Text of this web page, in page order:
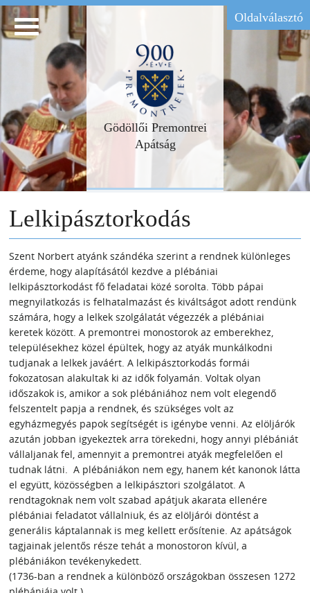
Oldalválasztó
Gödöllői Premontrei
Apátság
Lelkipásztorkodás
Szent Norbert atyánk szándéka szerint a rendnek különleges
érdeme, hogy alapításától kezdve a plébániai
lelkipásztorkodást fő feladatai közé sorolta. Több pápai
megnyilatkozás is felhatalmazást és kiváltságot adott rendünk
számára, hogy a lelkek szolgálatát végezzék a plébániai
keretek között. A premontrei monostorok az emberekhez,
településekhez közel épültek, hogy az atyák munkálkodni
tudjanak a lelkek javáért. A lelkipásztorkodás formái
fokozatosan alakultak ki az idők folyamán. Voltak olyan
időszakok is, amikor a sok plébániához nem volt elegendő
felszentelt papja a rendnek, és szükséges volt az
egyházmegyés papok segítségét is igénybe venni. Az elöljárók
azután jobban igyekeztek arra törekedni, hogy annyi plébániát
vállaljanak fel, amennyit a premontrei atyák megfelelően el
tudnak látni. A plébániákon nem egy, hanem két kanonok látta
el együtt, közösségben a lelkipásztori szolgálatot. A
rendtagoknak nem volt szabad apátjuk akarata ellenére
plébániai feladatot vállalniuk, és az elöljárói döntést a
generális káptalannak is meg kellett erősítenie. Az apátságok
tagjainak jelentős része tehát a monostoron kívül, a
plébániákon tevékenykedett.
(1736-ban a rendnek a különböző országokban összesen 1272